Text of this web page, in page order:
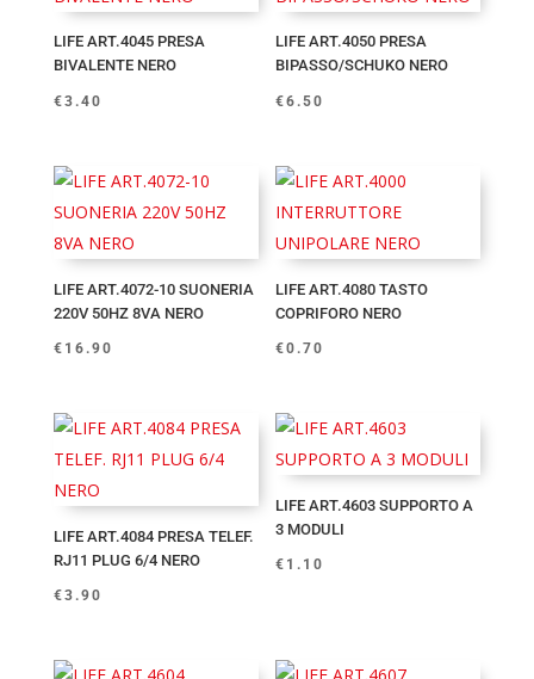
LIFE ART.4045 PRESA
BIVALENTE NERO
€3.40
LIFE ART.4050 PRESA
BIPASSO/SCHUKO NERO
€6.50
LIFE ART.4072-10 SUONERIA
220V 50HZ 8VA NERO
€ 16.90
LIFE ART.4080 TASTO
COPRIFORO NERO
€0.70
LIFE ART.4084 PRESA TELEF.
RJ11 PLUG 6/4 NERO
€3.90
LIFE ART.4603 SUPPORTO A
3 MODULI
€ 1.10